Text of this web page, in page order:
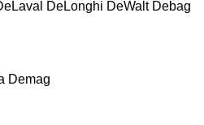
DeLonghi DeWalt Debag
Demag